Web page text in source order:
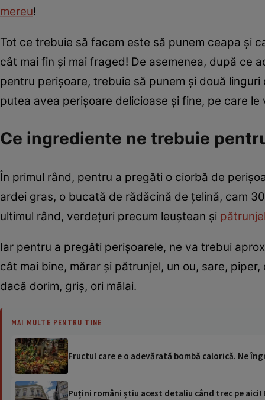
mereu!
Tot ce trebuie să facem este să punem ceapa și
cât mai fin și mai fraged! De asemenea, după ce
pentru perișoare, trebuie să punem și două
putea avea perișoare delicioase și fine, pe care
Ce ingrediente ne trebuie
În primul rând, pentru a pregăti o ciorbă de
ardei gras, o bucată de rădăcină de țelină, cam
ultimul rând, verdețuri precum leuștean și
Iar pentru a pregăti perișoarele, ne va trebui
cât mai bine, mărar și pătrunjel, un ou, sare,
dacă dorim, griș, ori mălai.
MAI MULTE PENTRU TINE
Fructul care e o adevărată bombă calorică. Ne
Puțini români știu acest detaliu când trec pe